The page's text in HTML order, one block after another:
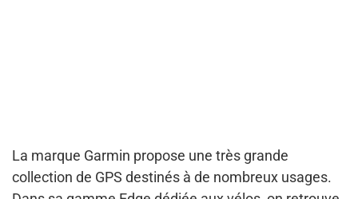
La marque Garmin propose une très grande
collection de GPS destinés à de nombreux usages.